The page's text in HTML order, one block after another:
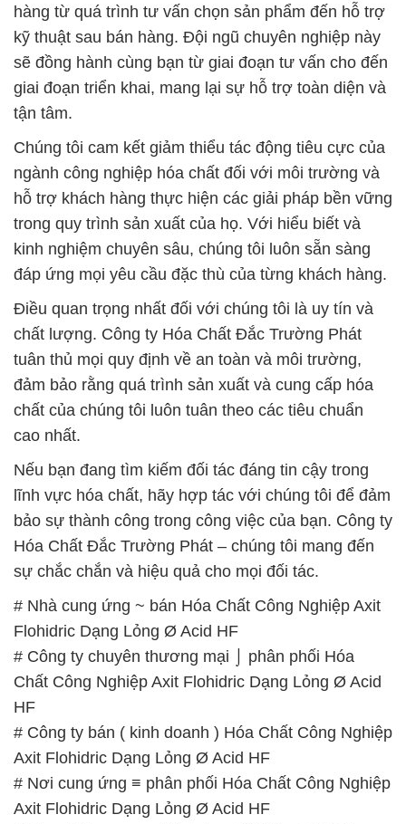
hàng từ quá trình tư vấn chọn sản phẩm đến hỗ trợ
kỹ thuật sau bán hàng. Đội ngũ chuyên nghiệp này
sẽ đồng hành cùng bạn từ giai đoạn tư vấn cho đến
giai đoạn triển khai, mang lại sự hỗ trợ toàn diện và
tận tâm.
Chúng tôi cam kết giảm thiểu tác động tiêu cực của
ngành công nghiệp hóa chất đối với môi trường và
hỗ trợ khách hàng thực hiện các giải pháp bền vững
trong quy trình sản xuất của họ. Với hiểu biết và
kinh nghiệm chuyên sâu, chúng tôi luôn sẵn sàng
đáp ứng mọi yêu cầu đặc thù của từng khách hàng.
Điều quan trọng nhất đối với chúng tôi là uy tín và
chất lượng. Công ty Hóa Chất Đắc Trường Phát
tuân thủ mọi quy định về an toàn và môi trường,
đảm bảo rằng quá trình sản xuất và cung cấp hóa
chất của chúng tôi luôn tuân theo các tiêu chuẩn
cao nhất.
Nếu bạn đang tìm kiếm đối tác đáng tin cậy trong
lĩnh vực hóa chất, hãy hợp tác với chúng tôi để đảm
bảo sự thành công trong công việc của bạn. Công ty
Hóa Chất Đắc Trường Phát – chúng tôi mang đến
sự chắc chắn và hiệu quả cho mọi đối tác.
# Nhà cung ứng ~ bán Hóa Chất Công Nghiệp Axit
Flohidric Dạng Lỏng Ø Acid HF
# Công ty chuyên thương mại ⌡ phân phối Hóa
Chất Công Nghiệp Axit Flohidric Dạng Lỏng Ø Acid
HF
# Công ty bán ( kinh doanh ) Hóa Chất Công Nghiệp
Axit Flohidric Dạng Lỏng Ø Acid HF
# Nơi cung ứng ≡ phân phối Hóa Chất Công Nghiệp
Axit Flohidric Dạng Lỏng Ø Acid HF